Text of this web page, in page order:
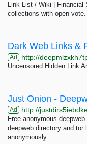
Link List / Wiki | Financial
collections with open
Dark Web Links &
Ad http://
Uncensored Hidden Link
Just Onion -
Ad http://
Free anonymous
deepweb directory and
anonymously.